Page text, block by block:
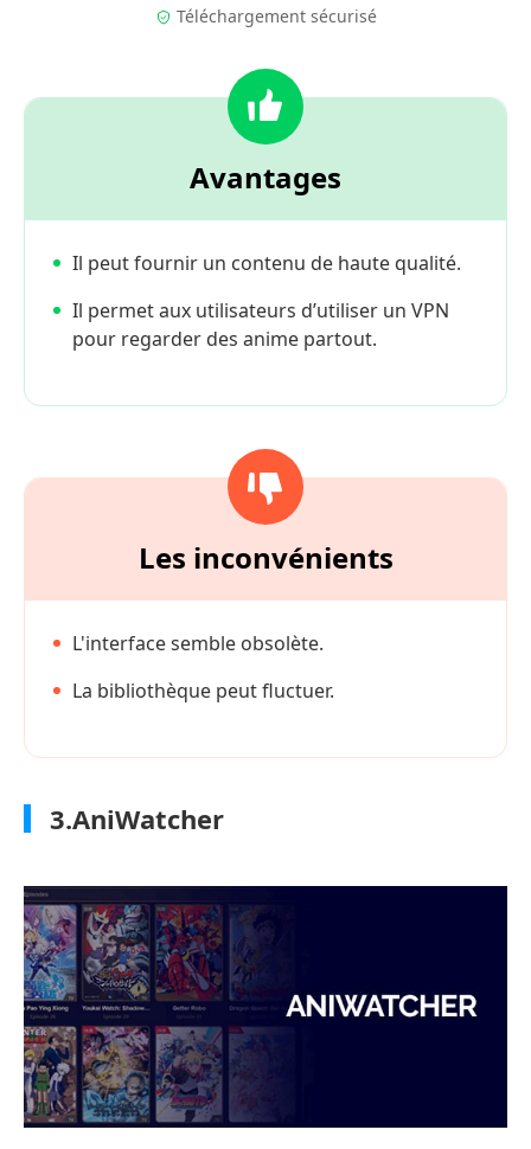
Téléchargement sécurisé
Avantages
Il peut fournir un contenu de haute qualité.
Il permet aux utilisateurs d’utiliser un VPN
pour regarder des anime partout.
Les inconvénients
L'interface semble obsolète.
La bibliothèque peut fluctuer.
3.AniWatcher